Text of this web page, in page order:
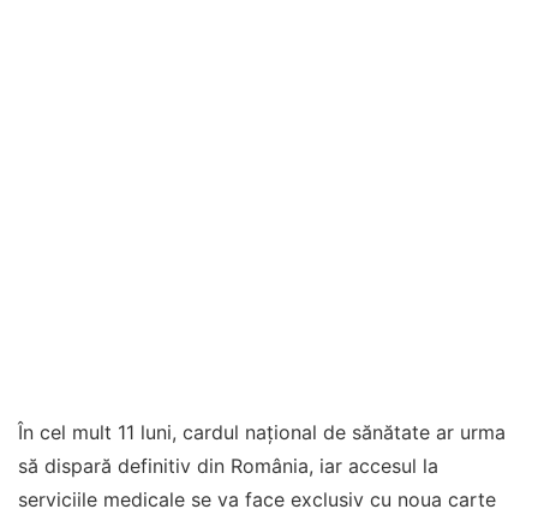
În cel mult 11 luni, cardul național de sănătate ar urma
să dispară definitiv din România, iar accesul la
serviciile medicale se va face exclusiv cu noua carte